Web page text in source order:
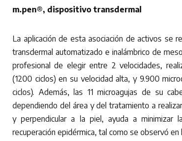
m.pen®, dispositivo transdermal
La aplicación de esta asociación de activos se
transdermal automatizado e inalámbrico de
profesional de elegir entre 2 velocidades,
(1200 ciclos) en su velocidad alta, y 9.900
ciclos). Además, las 11 microagujas de su
dependiendo del área y del tratamiento a
y perpendicular a la piel, ayuda a minimizar
recuperación epidérmica, tal como se observó en